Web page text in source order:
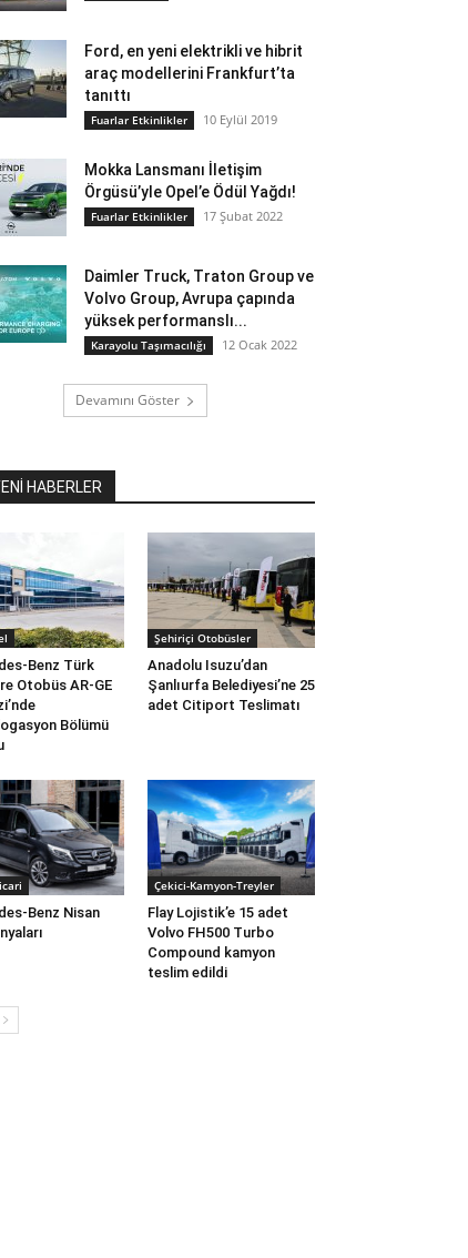
Ford, en yeni elektrikli ve hibrit
araç modellerini Frankfurt’ta
tanıttı
Fuarlar Etkinlikler 10 Eylül 2019
Mokka Lansmanı İletişim
Örgüsü’yle Opel’e Ödül Yağdı!
Fuarlar Etkinlikler 17 Şubat 2022
Daimler Truck, Traton Group ve
Volvo Group, Avrupa çapında
yüksek performanslı...
Karayolu Taşımacılığı 12 Ocak 2022
Devamını Göster
HABERLER
Benz Türk
Otobüs AR-GE
Bölümü
Şehiriçi Otobüsler
Anadolu Isuzu’dan
Şanlıurfa Belediyesi’ne 25
adet Citiport Teslimatı
Benz Nisan
Çekici-Kamyon-Treyler
Flay Lojistik’e 15 adet
Volvo FH500 Turbo
Compound kamyon
teslim edildi